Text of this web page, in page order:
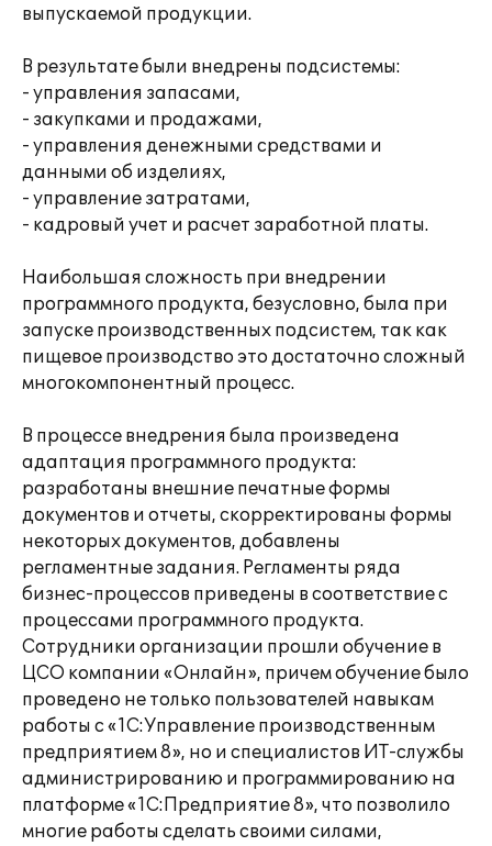
выпускаемой продукции.
В результате были внедрены подсистемы:
- управления запасами,
- закупками и продажами,
- управления денежными средствами и
данными об изделиях,
- управление затратами,
- кадровый учет и расчет заработной платы.
Наибольшая сложность при внедрении
программного продукта, безусловно, была при
запуске производственных подсистем, так как
пищевое производство это достаточно сложный
многокомпонентный процесс.
В процессе внедрения была произведена
адаптация программного продукта:
разработаны внешние печатные формы
документов и отчеты, скорректированы формы
некоторых документов, добавлены
регламентные задания. Регламенты ряда
бизнес-процессов приведены в соответствие с
процессами программного продукта.
Сотрудники организации прошли обучение в
ЦСО компании «Онлайн», причем обучение было
проведено не только пользователей навыкам
работы с «1С:Управление производственным
предприятием 8», но и специалистов ИТ-службы
администрированию и программированию на
платформе «1С:Предприятие 8», что позволило
многие работы сделать своими силами,